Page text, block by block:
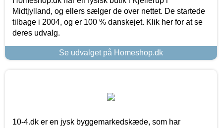
Midtjylland, og ellers sælger de over nettet. De startede
tilbage i 2004, og er 100 % danskejet. Klik her for at se
deres udvalg.
Se udvalget på Homeshop.dk
10-4.dk er en jysk byggemarkedskæde, som har